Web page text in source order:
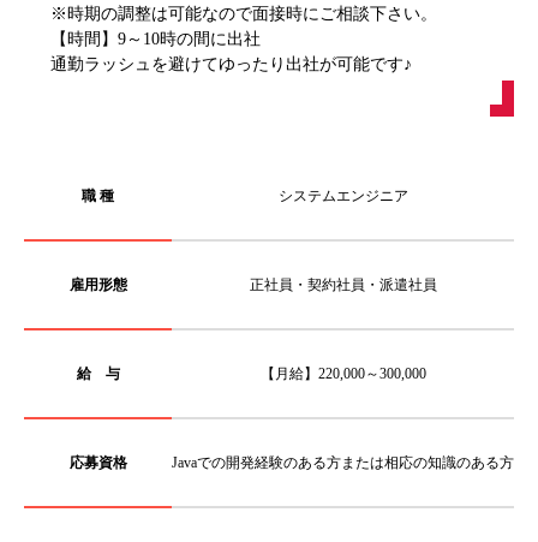
※時期の調整は可能なので面接時にご相談下さい。
【時間】9～10時の間に出社
通勤ラッシュを避けてゆったり出社が可能です♪
職 種 システムエンジニア
雇用形態 正社員・契約社員・派遣社員
給 与 【月給】220,000～300,000
応募資格 Javaでの開発経験のある方または相応の知識のある方